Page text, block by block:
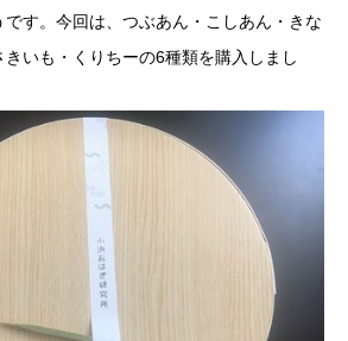
です。今回は、つぶあん・こしあん・きな
いも・くりちーの6種類を購入しまし